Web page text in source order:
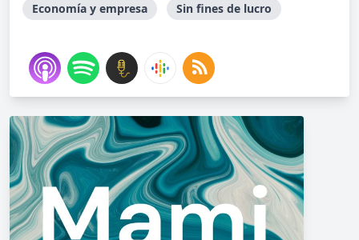
Economía y empresa Sin fines de lucro